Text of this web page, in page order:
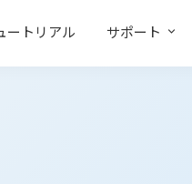
ートリアル サポート